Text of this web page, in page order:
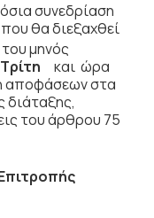
συνεδρίαση
θα διεξαχθεί
μηνός
Τρίτη
και ώρα
αποφάσεων στα
διάταξης,
του άρθρου 75